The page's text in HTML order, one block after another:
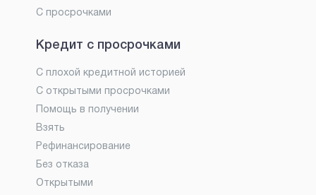
С просрочками
Кредит с просрочками
С плохой кредитной историей
С открытыми просрочками
Помощь в получении
Взять
Рефинансирование
Без отказа
Открытыми